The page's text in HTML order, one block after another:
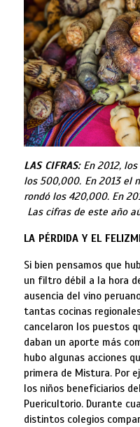
LAS CIFRAS: En2012,
los 500,000. En 2013 el
rondó los 420,000. En
Las cifras de este año
LA PÉRDIDA Y EL
Si bien pensamos que
un filtro débil a la hora
ausencia del vino
tantas cocinas
cancelaron los puestos
daban un aporte más
hubo algunas acciones
primera de Mistura. Por
los niños beneficiarios
Puericultorio. Durante
distintos colegios